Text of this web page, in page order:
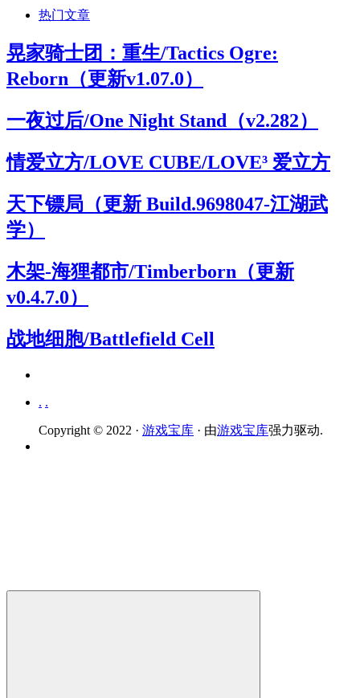
热门文章
晃家骑士团：重生/Tactics Ogre:
Reborn（更新v1.07.0）
一夜过后/One Night Stand（v2.282）
情爱立方/LOVE CUBE/LOVE³ 爱立方
天下镖局（更新 Build.9698047-江湖武
学）
木架-海狸都市/Timberborn（更新
v0.4.7.0）
战地细胞/Battlefield Cell
. .
Copyright © 2022 · 游戏宝库 · 由游戏宝库强力驱动.